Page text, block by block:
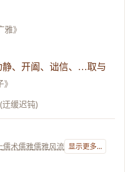
雅》
静、开阖、诎信、…取与
》
缓迟钝)
儒术儒雅儒雅风流 显示更多...